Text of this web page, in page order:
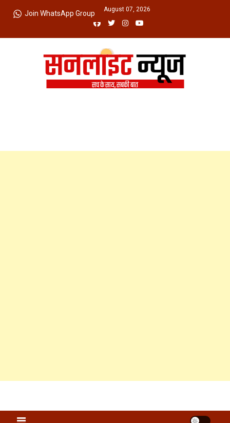
Friday, August 07, 2026
Join WhatsApp Group